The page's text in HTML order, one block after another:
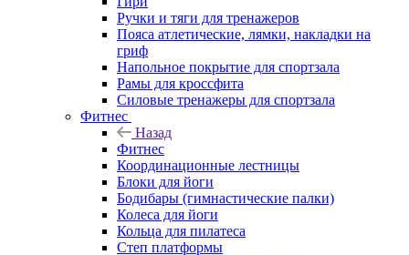
Ручки и тяги для тренажеров
Пояса атлетические, лямки, накладки на
гриф
Напольное покрытие для спортзала
Рамы для кроссфита
Силовые тренажеры для спортзала
Фитнес
Назад
Фитнес
Координационные лестницы
Блоки для йоги
Бодибары (гимнастические палки)
Колеса для йоги
Кольца для пилатеса
Степ платформы